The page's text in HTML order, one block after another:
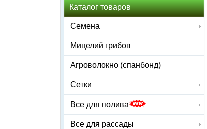
Каталог товаров
Семена
Мицелий грибов
Агроволокно (спанбонд)
Сетки
Все для полива
Все для рассады